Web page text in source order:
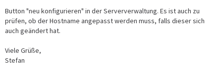
Button "neu konfigurieren" in der Serververwaltung. Es ist auch zu
prüfen, ob der Hostname angepasst werden muss, falls dieser sich
auch geändert hat.
Viele Grüße,
Stefan